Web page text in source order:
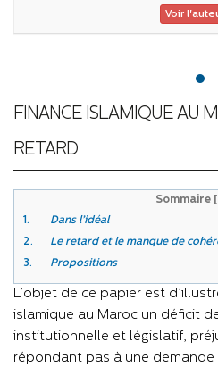
Voir
FINANCE ISLAMIQUE AU
RETARD
Sommaire
1.
Dans l’idéal
2.
Le retard et le manque de
3.
Propositions
L’objet de ce papier est
islamique au Maroc un déficit
institutionnelle et législatif,
répondant pas à une